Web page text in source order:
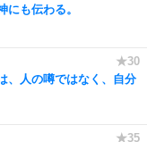
も伝わる。
、人の噂ではなく、自分